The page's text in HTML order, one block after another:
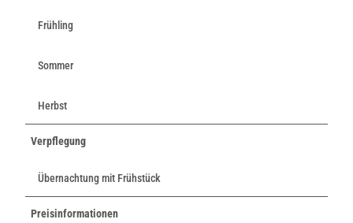
Frühling
Sommer
Herbst
Verpflegung
Übernachtung mit Frühstück
Preisinformationen